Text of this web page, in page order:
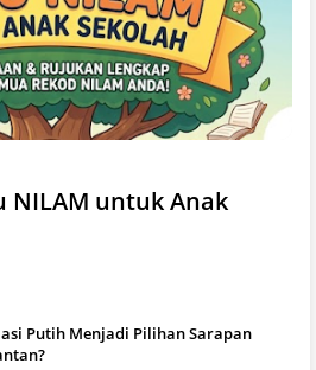
NILAM untuk Anak
Putih Menjadi Pilihan Sarapan